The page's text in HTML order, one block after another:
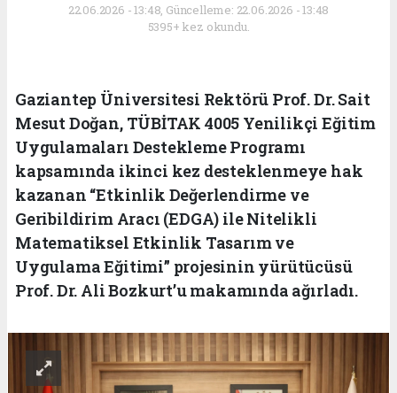
22.06.2026 - 13:48, Güncelleme: 22.06.2026 - 13:48
5395+ kez okundu.
Gaziantep Üniversitesi Rektörü Prof. Dr. Sait
Mesut Doğan, TÜBİTAK 4005 Yenilikçi Eğitim
Uygulamaları Destekleme Programı
kapsamında ikinci kez desteklenmeye hak
kazanan “Etkinlik Değerlendirme ve
Geribildirim Aracı (EDGA) ile Nitelikli
Matematiksel Etkinlik Tasarım ve
Uygulama Eğitimi” projesinin yürütücüsü
Prof. Dr. Ali Bozkurt’u makamında ağırladı.